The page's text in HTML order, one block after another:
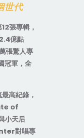
世代
12張專輯，
億點
張驚人專
冠軍，全
高紀錄，
of
小天后
對唱專